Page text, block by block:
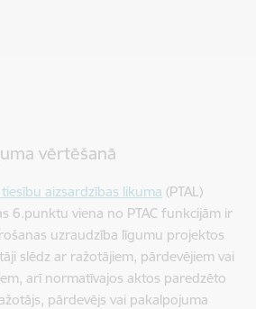
vērtēšanā
aizsardzības likuma (PTAL)
6.punktu viena no PTAC funkcijām ir
uzraudzība līgumu projektos
slēdz ar ražotājiem, pārdevējiem vai
arī normatīvajos aktos paredzēto
pārdevējs vai pakalpojuma